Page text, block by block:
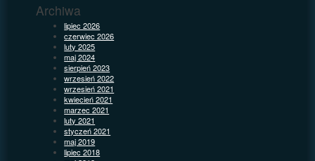
Archiwa
lipiec 2026
czerwiec 2026
luty 2025
maj 2024
sierpień 2023
wrzesień 2022
wrzesień 2021
kwiecień 2021
marzec 2021
luty 2021
styczeń 2021
maj 2019
lipiec 2018